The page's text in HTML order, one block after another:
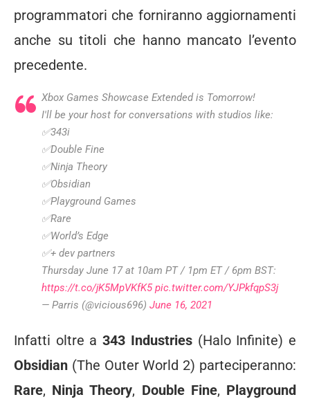
programmatori che forniranno aggiornamenti
anche su titoli che hanno mancato l’evento
precedente.
Xbox Games Showcase Extended is Tomorrow!
I'll be your host for conversations with studios like:
✅343i
✅Double Fine
✅Ninja Theory
✅Obsidian
✅Playground Games
✅Rare
✅World’s Edge
✅+ dev partners
Thursday June 17 at 10am PT / 1pm ET / 6pm BST:
https://t.co/jK5MpVKfK5 pic.twitter.com/YJPkfqpS3j
— Parris (@vicious696) June 16, 2021
Infatti oltre a343 Industries(Halo Infinite) e
Obsidian (The Outer World 2) parteciperanno:
Rare, Ninja Theory, Double Fine, Playground